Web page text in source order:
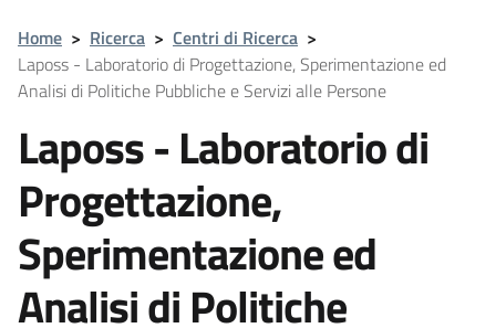
Home > Ricerca > Centri di Ricerca >
Laposs - Laboratorio di Progettazione, Sperimentazione ed
Analisi di Politiche Pubbliche e Servizi alle Persone
Laposs - Laboratorio di
Progettazione,
Sperimentazione ed
Analisi di Politiche